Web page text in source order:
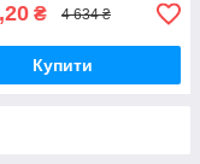
₴ 4 634 ₴
Купити